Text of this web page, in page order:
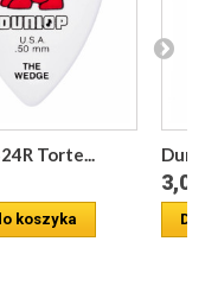
Torte...
koszyka